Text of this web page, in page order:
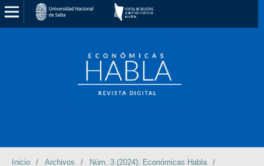
Inicio / Archivos / Núm. 3 (2024): Económicas Habla
/